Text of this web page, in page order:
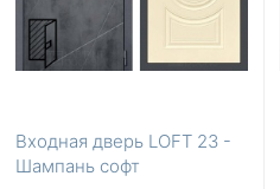
Входная дверь LOFT 23 -
Шампань софт